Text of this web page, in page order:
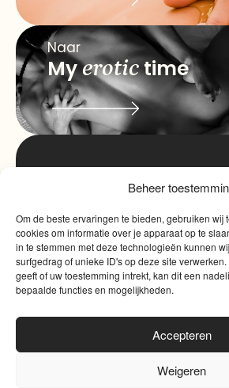
Beheer
Om de beste ervaringen te bieden, gebruiken wij
cookies om informatie over je apparaat op te
in te stemmen met deze technologieën kunnen
surfgedrag of unieke ID's op deze site
geeft of uw toestemming intrekt, kan dit een
bepaalde functies en mogelijkheden.
Accepteren
Weigeren
Naar
Myerotictime
quality
time
Algemene voorwaarden|Cookies
Sinergio